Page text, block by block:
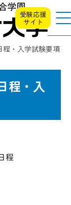
受験応援
サイト
程・入学試験要項
程・入
程